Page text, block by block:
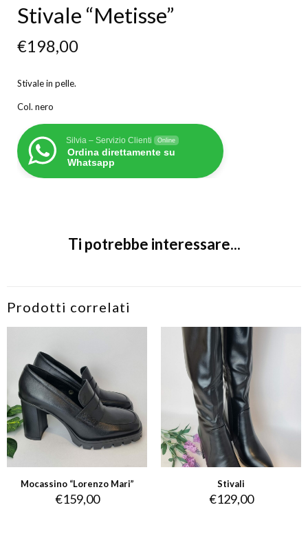
Stivale “Metisse”
€198,00
Stivale in pelle.
Col. nero
Silvia – Servizio Clienti Online
Ordina direttamente su
Whatsapp
Ti potrebbe interessare...
Prodotti correlati
Mocassino “Lorenzo Mari”
€159,00
Stivali
€129,00